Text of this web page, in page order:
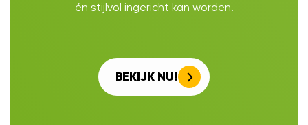
én stijlvol ingericht kan worden.
BEKIJK NU!